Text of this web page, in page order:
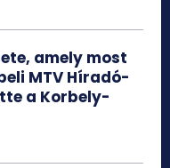
amely most
MTV Híradó-
a Korbely-